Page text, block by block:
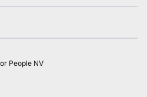
People NV